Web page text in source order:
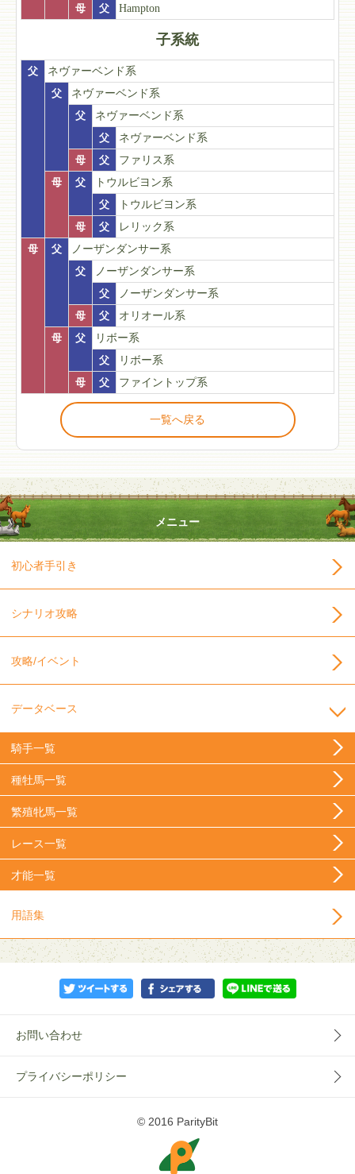
母
父 Hampton
子系統
父
ネヴァーベンド系
父
ネヴァーベンド系
父
ネヴァーベンド系
父
ネヴァーベンド系
母
父
ファリス系
母
父
トウルビヨン系
父
トウルビヨン系
母
父
レリック系
母
父
ノーザンダンサー系
父
ノーザンダンサー系
父
ノーザンダンサー系
母
父
オリオール系
母
父
リボー系
父
リボー系
母
父 ファイントップ系
一覧へ戻る
メニュー
初心者手引き
シナリオ攻略
攻略/イベント
データベース
騎手一覧
種牡馬一覧
繁殖牝馬一覧
レース一覧
才能一覧
用語集
お問い合わせ
プライバシーポリシー
© 2016 ParityBit